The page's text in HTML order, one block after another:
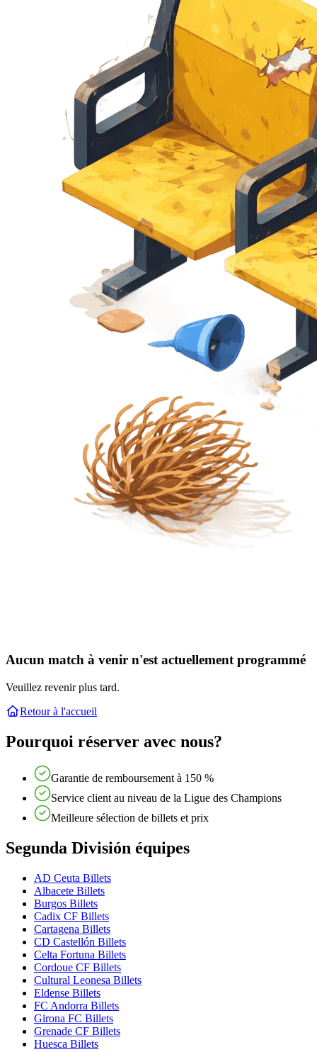
Aucun match à venir n'est actuellement programmé
Veuillez revenir plus tard.
Retour à l'accueil
Pourquoi réserver avec nous?
Garantie de remboursement à 150 %
Service client au niveau de la Ligue des Champions
Meilleure sélection de billets et prix
Segunda División équipes
AD Ceuta Billets
Albacete Billets
Burgos Billets
Cadix CF Billets
Cartagena Billets
CD Castellón Billets
Celta Fortuna Billets
Cordoue CF Billets
Cultural Leonesa Billets
Eldense Billets
FC Andorra Billets
Girona FC Billets
Grenade CF Billets
Huesca Billets